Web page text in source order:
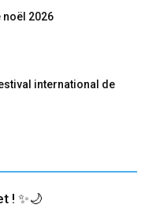
2026
international de
! ✨🌙